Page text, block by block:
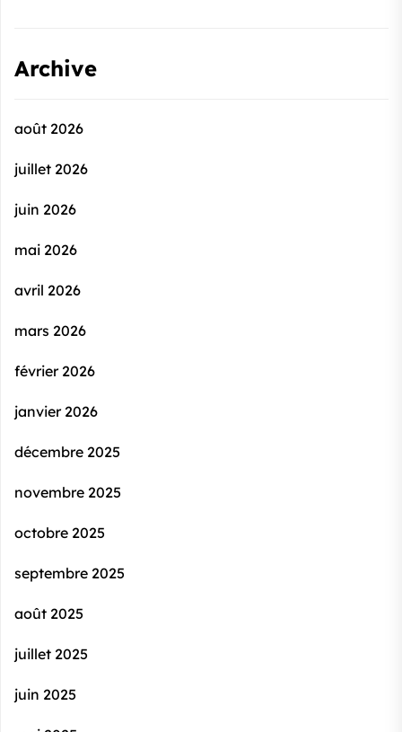
Archive
août 2026
juillet 2026
juin 2026
mai 2026
avril 2026
mars 2026
février 2026
janvier 2026
décembre 2025
novembre 2025
octobre 2025
septembre 2025
août 2025
juillet 2025
juin 2025